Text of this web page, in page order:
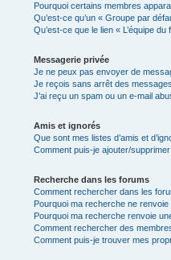
Pourquoi certains membres
Qu’est-ce qu’un « Groupe par
Qu’est-ce que le lien « L’équipe du
Messagerie privée
Je ne peux pas envoyer de
Je reçois sans arrêt des
J’ai reçu un spam ou un e-mail
Amis et ignorés
Que sont mes listes d’amis et
Comment puis-je ajouter/
Recherche dans les forums
Comment rechercher dans les
Pourquoi ma recherche ne
Pourquoi ma recherche renvoie
Comment rechercher des
Comment puis-je trouver mes